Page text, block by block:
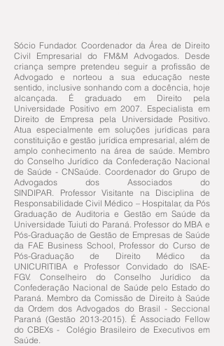
Sócio Fundador. Coordenador da Área de Direito
Civil Empresarial do FM&M Advogados. Desde
criança sempre pretendeu seguir a profissão de
Advogado e norteou a sua educação neste
sentido, inclusive sonhando com a docência, hoje
alcançada. É graduado em Direito pela
Universidade Positivo em 2007. Especialista em
Direito de Empresa pela Universidade Positivo.
Atua especialmente em soluções jurídicas para
constituição e gestão jurídica empresarial, além de
amplo conhecimento na área de saúde. Membro
do Conselho Jurídico da Confederação Nacional
de Saúde - CNSaúde. Coordenador do Grupo de
Advogados dos Associados do
SINDIPAR. Professor Visitante na Disciplina de
Responsabilidade Civil Médico – Hospitalar, da Pós
Graduação de Auditoria e Gestão em Saúde da
Universidade Tuiuti do Paraná. Professor do MBA e
Pós-Graduação de Gestão de Empresas de Saúde
da FAE Business School, Professor do Curso de
Pós-Graduação de Direito Médico da
UNICURITIBA e Professor Convidado do ISAE-
FGV. Conselheiro do Conselho Jurídico da
Confederação Nacional de Saúde pelo Estado do
Paraná. Membro da Comissão de Direito à Saúde
da Ordem dos Advogados do Brasil - Seccional
Paraná (Gestão 2013-2015). É Associado Fellow
do CBEXs - Colégio Brasileiro de Executivos em
Saúde.